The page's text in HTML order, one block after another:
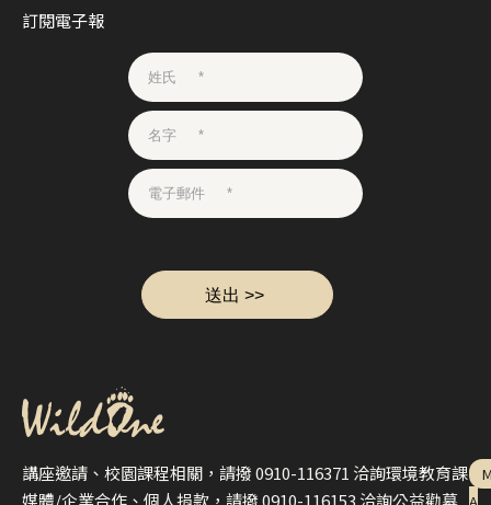
訂閱電子報
講座邀請、校園課程相關，請撥 0910-116371 洽詢環境教育課
媒體/企業合作、個人捐款，請撥 0910-116153 洽詢公益勸募